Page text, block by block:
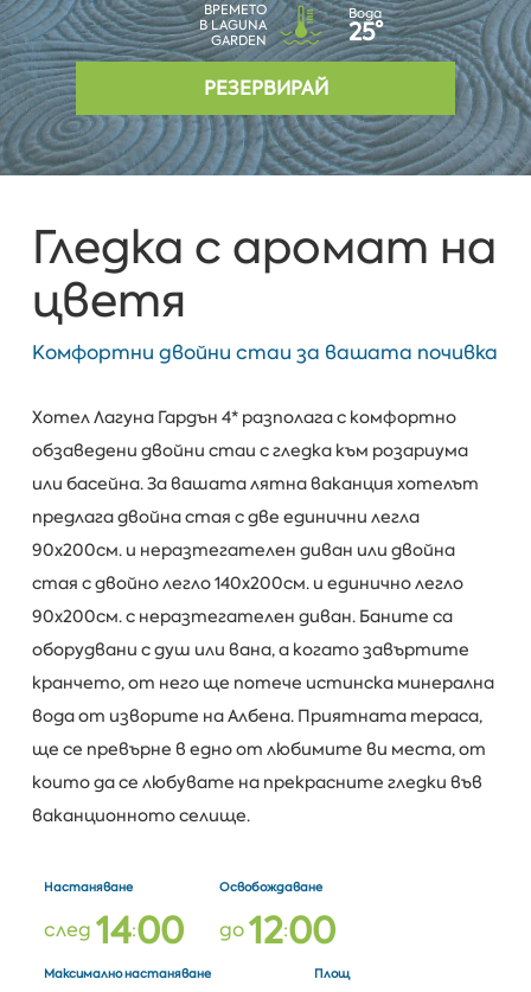
ВРЕМЕТО
В LAGUNA
GARDEN
Вода
25°
РЕЗЕРВИРАЙ
Гледка с аромат на
цветя
Комфортни двойни стаи за вашата почивка
Хотел Лагуна Гардън 4* разполага с комфортно
обзаведени двойни стаи с гледка към розариума
или басейна. За вашата лятна ваканция хотелът
предлага двойна стая с две единични легла
90х200см. и неразтегателен диван или двойна
стая с двойно легло 140х200см. и единично легло
90х200см. с неразтегателен диван. Баните са
оборудвани с душ или вана, а когато завъртите
кранчето, от него ще потече истинска минерална
вода от изворите на Албена. Приятната тераса,
ще се превърне в едно от любимите ви места, от
които да се любувате на прекрасните гледки във
ваканционното селище.
Настаняване
след 14:00
Освобождаване
до12:00
Максимално настаняване Площ